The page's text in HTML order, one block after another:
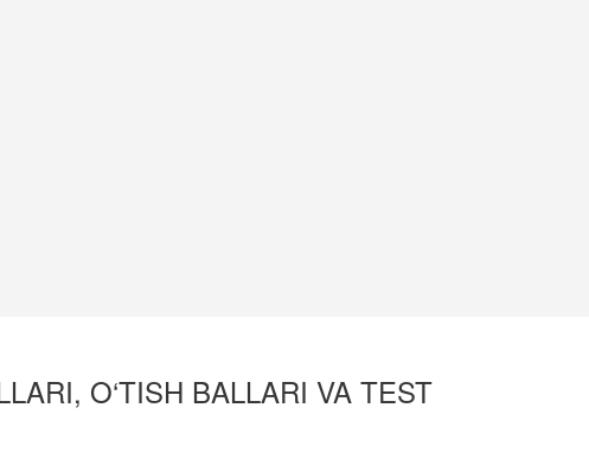
O‘TISH BALLARI VA TEST